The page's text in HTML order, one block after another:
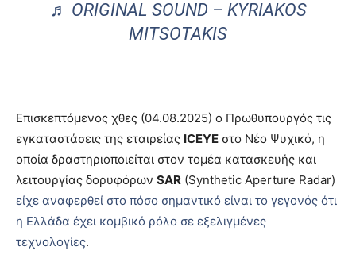
♬ ORIGINAL SOUND – KYRIAKOS
MITSOTAKIS
Επισκεπτόμενος χθες (04.08.2025) ο Πρωθυπουργός τις
εγκαταστάσεις της εταιρείας ICEYE στο Νέο Ψυχικό, η
οποία δραστηριοποιείται στον τομέα κατασκευής και
λειτουργίας δορυφόρων SAR (Synthetic Aperture Radar)
είχε αναφερθεί στο πόσο σημαντικό είναι το γεγονός ότι
η Ελλάδα έχει κομβικό ρόλο σε εξελιγμένες
τεχνολογίες.